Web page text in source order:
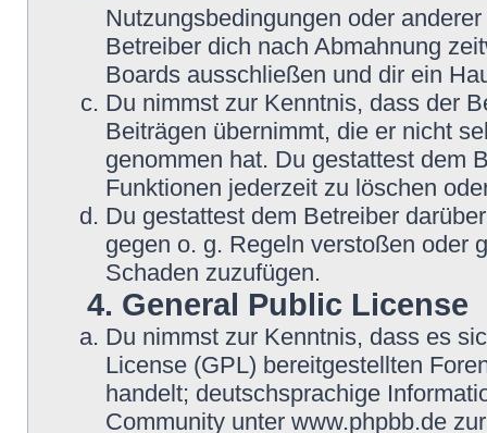
Nutzungsbedingungen oder
Betreiber dich nach Abmahnung
Boards ausschließen und dir ein
Du nimmst zur Kenntnis, dass der
Beiträgen übernimmt, die er nicht
genommen hat. Du gestattest dem
Funktionen jederzeit zu löschen
Du gestattest dem Betreiber
gegen o. g. Regeln verstoßen oder
Schaden zuzufügen.
4. General Public License
Du nimmst zur Kenntnis, dass es
License (GPL) bereitgestellten
handelt; deutschsprachige
Community unter www.phpbb.de